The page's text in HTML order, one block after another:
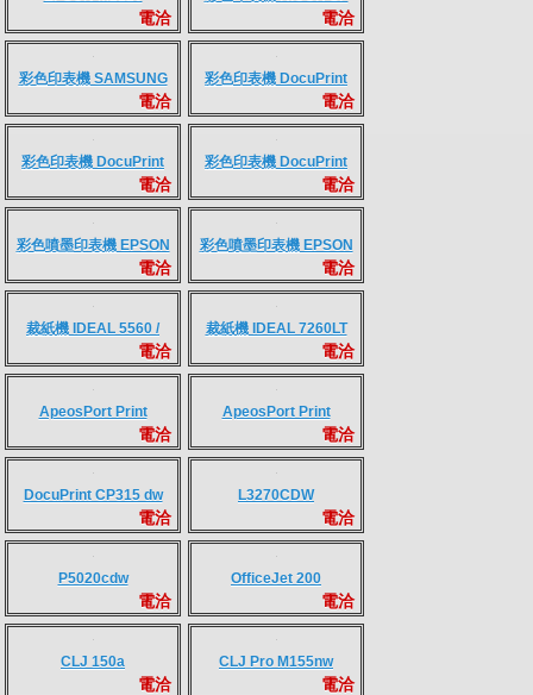
DocuPrint M355 df
電洽
MB1530TW
電洽
MB2030TW
電洽
Aficio SP 3510SF
電洽
LJ Pro M141w
電洽
M236sdw
電洽
M227fdn
電洽
M227fdw
電洽
M428fdn
電洽
EPSON M2110
電洽
EPSON M2120
電洽
彩色印表機 RICOH SP
C252DN
彩色印表機 SAMSUNG
CLP-325W
彩色印表機 DocuPrint
CP115w(神秘黑)
彩色印表機 DocuPrint
CP116w(精靈白)
彩色印表機 DocuPrint
CP225w
電洽